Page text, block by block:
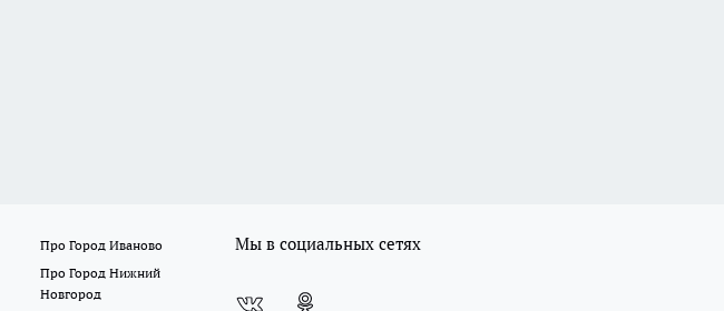
Про Город Иваново
Про Город Нижний
Новгород
Мы в социальных сетях